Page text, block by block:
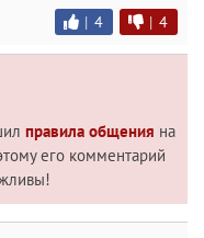
| 4 | 4
правила общения на
его комментарий